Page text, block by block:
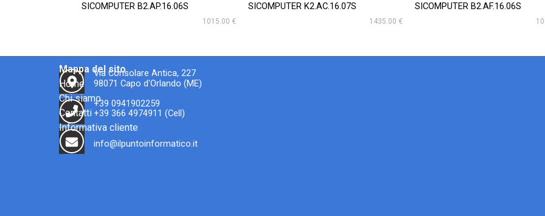
SICOMPUTER B2.AP.16.06S
1015.00 €
SICOMPUTER K2.AC.16.07S
1435.00 €
SICOMPUTER B2.AF.16.06S
Mappa del sito
Home
Chi siamo
Contatti
Informativa cliente
Via Consolare Antica, 227
98071 Capo d'Orlando (ME)
+39 0941902259
+39 366 4974911 (Cell)
info@ilpuntoinformatico.it